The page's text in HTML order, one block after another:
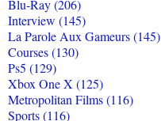
Blu-Ray (206)
Interview (145)
La Parole Aux Gameurs (145)
Courses (130)
Ps5 (129)
Xbox One X (125)
Metropolitan Films (116)
Sports (116)